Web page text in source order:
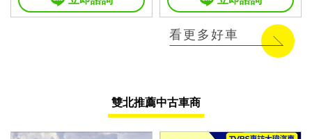
看更多好車
雙北推薦中古車商